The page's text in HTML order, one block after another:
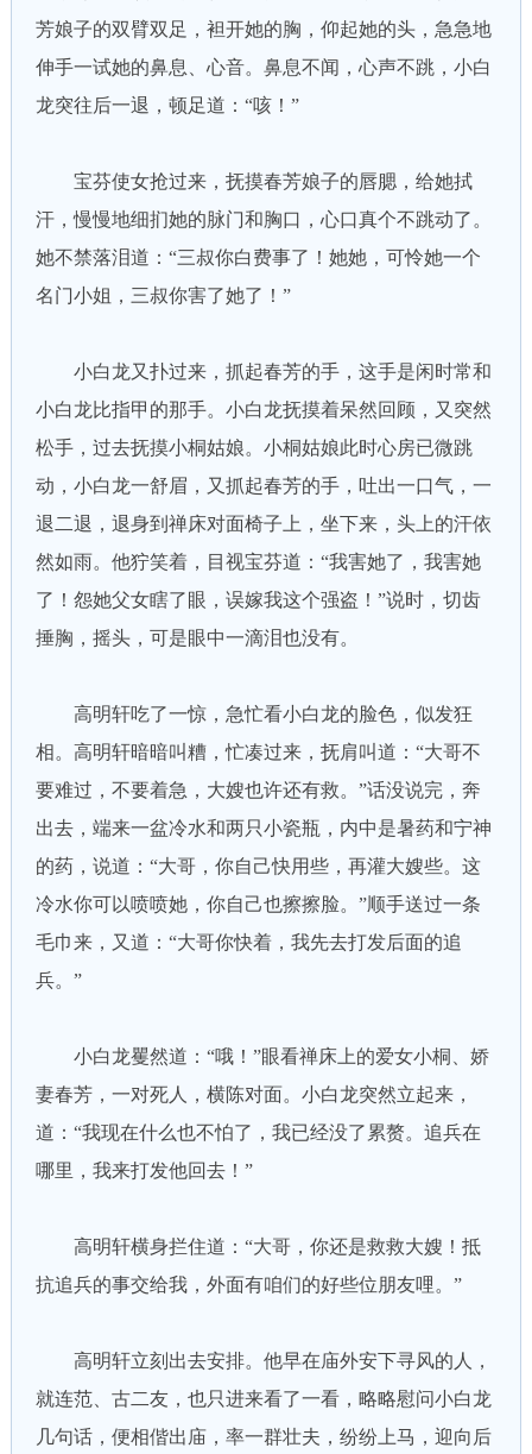
芳娘子的双臂双足，袒开她的胸，仰起她的头，急急地
伸手一试她的鼻息、心音。鼻息不闻，心声不跳，小白
龙突往后一退，顿足道：“咳！”
宝芬使女抢过来，抚摸春芳娘子的唇腮，给她拭
汗，慢慢地细扪她的脉门和胸口，心口真个不跳动了。
她不禁落泪道：“三叔你白费事了！她她，可怜她一个
名门小姐，三叔你害了她了！”
小白龙又扑过来，抓起春芳的手，这手是闲时常和
小白龙比指甲的那手。小白龙抚摸着呆然回顾，又突然
松手，过去抚摸小桐姑娘。小桐姑娘此时心房已微跳
动，小白龙一舒眉，又抓起春芳的手，吐出一口气，一
退二退，退身到禅床对面椅子上，坐下来，头上的汗依
然如雨。他狞笑着，目视宝芬道：“我害她了，我害她
了！怨她父女瞎了眼，误嫁我这个强盗！”说时，切齿
捶胸，摇头，可是眼中一滴泪也没有。
高明轩吃了一惊，急忙看小白龙的脸色，似发狂
相。高明轩暗暗叫糟，忙凑过来，抚肩叫道：“大哥不
要难过，不要着急，大嫂也许还有救。”话没说完，奔
出去，端来一盆冷水和两只小瓷瓶，内中是暑药和宁神
的药，说道：“大哥，你自己快用些，再灌大嫂些。这
冷水你可以喷喷她，你自己也擦擦脸。”顺手送过一条
毛巾来，又道：“大哥你快着，我先去打发后面的追
兵。”
小白龙矍然道：“哦！”眼看禅床上的爱女小桐、娇
妻春芳，一对死人，横陈对面。小白龙突然立起来，
道：“我现在什么也不怕了，我已经没了累赘。追兵在
哪里，我来打发他回去！”
高明轩横身拦住道：“大哥，你还是救救大嫂！抵
抗追兵的事交给我，外面有咱们的好些位朋友哩。”
高明轩立刻出去安排。他早在庙外安下寻风的人，
就连范、古二友，也只进来看了一看，略略慰问小白龙
几句话，便相偕出庙，率一群壮夫，纷纷上马，迎向后